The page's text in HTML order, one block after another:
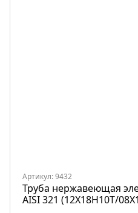
Артикул: 9432
Труба нержавеющая
AISI 321 (12Х18Н10Т/